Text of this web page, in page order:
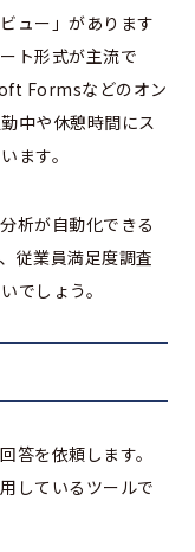
ュー」があります
ト形式が主流で
Formsなどのオン
中や休憩時間にス
ます。
析が自動化できる
従業員満足度調査
でしょう。
答を依頼します。
しているツールで